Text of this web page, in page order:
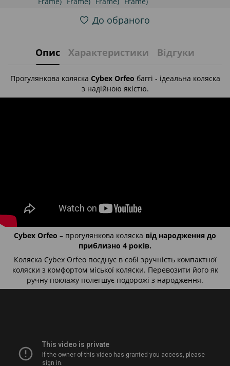
До обраного
Опис Характеристики Відгуки
Прогулянкова коляска Cybex Orfeo баггі - ідеальна коляска
з надійною якістю.
Cybex Orfeo – прогулянкова коляска від народження до
приблизно 4 років.
Коляска Cybex Orfeo поєднує в собі зручність компактної
коляски з комфортом міської коляски. Перевозити його як
ручну поклажу полегшує подорожі з народження.